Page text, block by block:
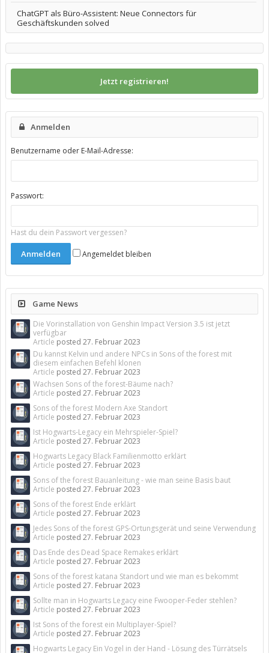
ChatGPT als Büro-Assistent: Neue Connectors für
Geschäftskunden solved
Jetzt registrieren!
Anmelden
Benutzername oder E-Mail-Adresse:
Passwort:
Hast du dein Passwort vergessen?
Angemeldet bleiben
Game News
Die Vorinstallation von Genshin Impact Version 3.5 ist jetzt
verfügbar
Article posted 27. Februar 2023
Du kannst Kelvin und andere NPCs in Sons of the forest mit
diesem einfachen Befehl klonen
Article posted 27. Februar 2023
Wachsen Sons of the forest-Bäume nach?
Article posted 27. Februar 2023
Sons of the forest Modern Axe Standort
Article posted 27. Februar 2023
Ist Hogwarts-Legacy ein Mehrspieler-Spiel?
Article posted 27. Februar 2023
Hogwarts Legacy Black Familienmotto erklärt
Article posted 27. Februar 2023
Sons of the forest Bauanleitung - wie man seine Basis baut
Article posted 27. Februar 2023
Sons of the forest Ende erklärt
Article posted 27. Februar 2023
Jedes Sons of the forest GPS-Ortungsgerät und seine Verwendung
Article posted 27. Februar 2023
Das Ende des Dead Space Remakes erklärt
Article posted 27. Februar 2023
Sons of the forest katana Standort und wie man es bekommt
Article posted 27. Februar 2023
Sollte man in Hogwarts Legacy eine Fwooper-Feder stehlen?
Article posted 27. Februar 2023
Ist Sons of the forest ein Multiplayer-Spiel?
Article posted 27. Februar 2023
Hogwarts Legacy Ein Vogel in der Hand - Lösung des Türrätsels